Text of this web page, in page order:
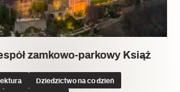
zamkowo-parkowy Książ
Dziedzictwo na co dzień